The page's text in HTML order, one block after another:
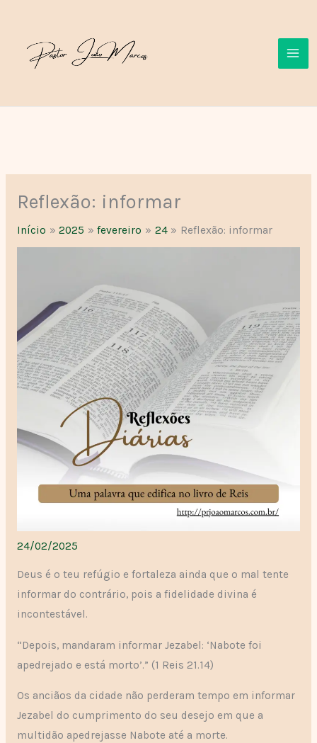
conteúdo
Reflexão: informar
Início 2025 fevereiro 24 Reflexão: informar
24/02/2025
Deus é o teu refúgio e fortaleza ainda que o mal tente
informar do contrário, pois a fidelidade divina é
incontestável.
“Depois, mandaram informar Jezabel: ‘Nabote foi
apedrejado e está morto’.” (1 Reis 21.14)
Os anciãos da cidade não perderam tempo em informar
Jezabel do cumprimento do seu desejo em que a
multidão apedrejasse Nabote até a morte.